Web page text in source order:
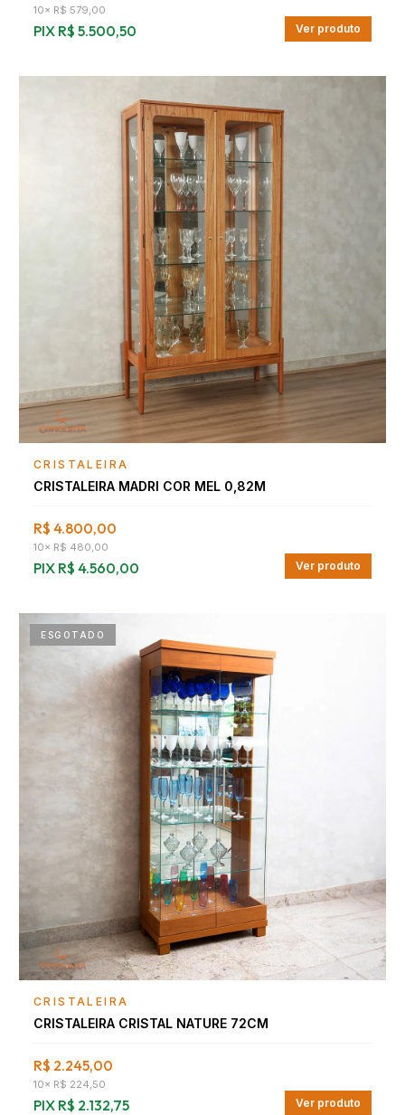
10× R$ 579,00
PIX R$ 5.500,50 Ver produto
CRISTALEIRA
CRISTALEIRA MADRI COR MEL 0,82M
R$ 4.800,00
10× R$ 480,00
PIX R$ 4.560,00 Ver produto
ESGOTADO
CRISTALEIRA
CRISTALEIRA CRISTAL NATURE 72CM
R$ 2.245,00
10× R$ 224,50
PIX R$ 2.132,75 Ver produto